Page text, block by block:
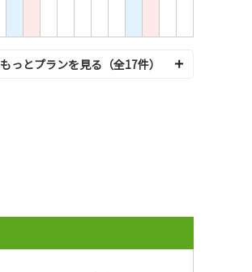
もっとプランを見る（全17件）